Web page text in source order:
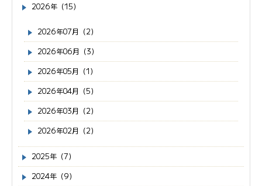
2026年（15）
2026年07月（2）
2026年06月（3）
2026年05月（1）
2026年04月（5）
2026年03月（2）
2026年02月（2）
2025年（7）
2024年（9）